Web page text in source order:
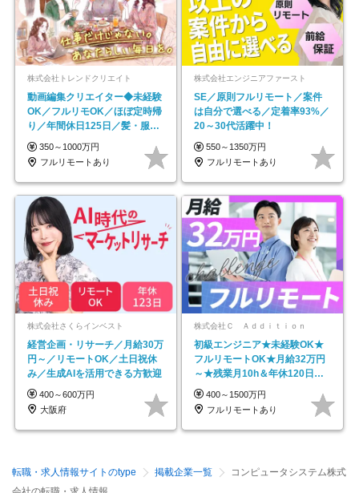
株式会社トレンドクリエイト
動画編集クリエイター◆未経験
OK／フルリモOK／ほぼ定時帰
り／年間休日125日／髪・服・
ネイル自由／副業OK
350～1000万円
フルリモートあり
株式会社エンジニアファースト
SE／原則フルリモート／案件
は自分で選べる／定着率93%／
20～30代活躍中！
550～1350万円
フルリモートあり
株式会社さくらインベスト
経営企画・リサーチ／月給30万
円～／リモートOK／土日祝休
み／生成AIを活用できる方歓迎
400～600万円
大阪府
株式会社Ｃ Ａｄｄｉｔｉｏｎ
初級エンジニア★未経験OK★
フルリモートOK★月給32万円
～★残業月10h＆年休120日以
上★副業可
400～1500万円
フルリモートあり
転職・求人情報サイトのtype 掲載企業一覧
コンピュータシステム株式